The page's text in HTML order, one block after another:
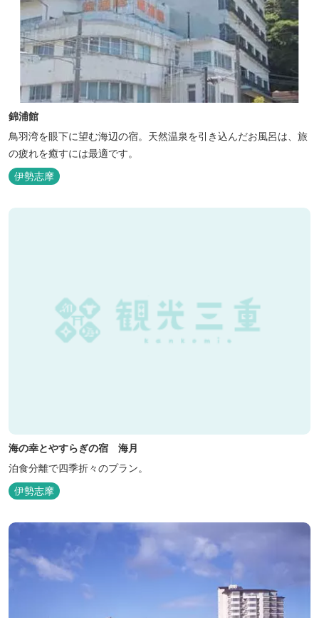
錦浦館
鳥羽湾を眼下に望む海辺の宿。天然温泉を引き込んだお風呂は、旅
の疲れを癒すには最適です。
伊勢志摩
海の幸とやすらぎの宿 海月
泊食分離で四季折々のプラン。
伊勢志摩